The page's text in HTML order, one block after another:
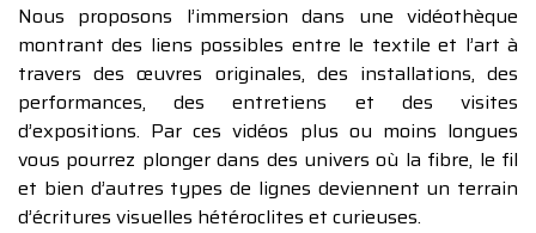
Nous proposons l’immersion dans une vidéothèque
montrant des liens possibles entre le textile et l’art à
travers des œuvres originales, des installations, des
performances, des entretiens et des visites
d’expositions. Par ces vidéos plus ou moins longues
vous pourrez plonger dans des univers où la fibre, le fil
et bien d’autres types de lignes deviennent un terrain
d’écritures visuelles hétéroclites et curieuses.